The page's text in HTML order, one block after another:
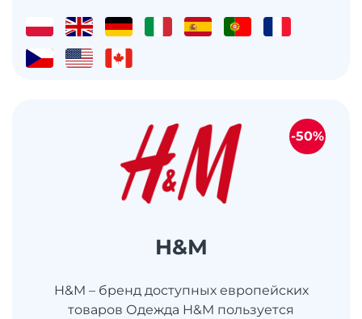
H&M
H&M – бренд доступных европейских
товаров Одежда H&M пользуется
-50%